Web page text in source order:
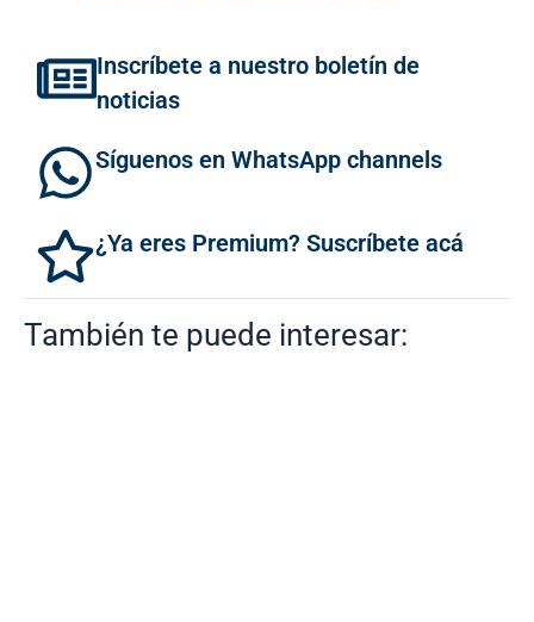
Inscríbete a nuestro boletín de
noticias
Síguenos en WhatsApp channels
¿Ya eres Premium? Suscríbete acá
También te puede interesar: